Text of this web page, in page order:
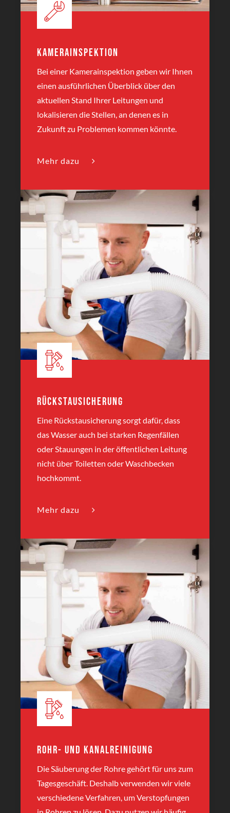
Kamerainspektion
Bei einer Kamerainspektion geben wir Ihnen
einen ausführlichen Überblick über den
aktuellen Stand Ihrer Leitungen und
lokalisieren die Stellen, an denen es in
Zukunft zu Problemen kommen könnte.
Mehr dazu
Rückstausicherung
Eine Rückstausicherung sorgt dafür, dass
das Wasser auch bei starken Regenfällen
oder Stauungen in der öffentlichen Leitung
nicht über Toiletten oder Waschbecken
hochkommt.
Mehr dazu
Rohr- und Kanalreinigung
Die Säuberung der Rohre gehört für uns zum
Tagesgeschäft. Deshalb verwenden wir viele
verschiedene Verfahren, um Verstopfungen